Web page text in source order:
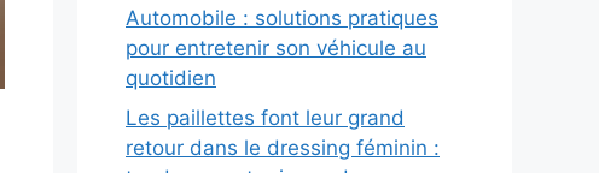
Automobile : solutions pratiques
pour entretenir son véhicule au
quotidien
Les paillettes font leur grand
retour dans le dressing féminin :